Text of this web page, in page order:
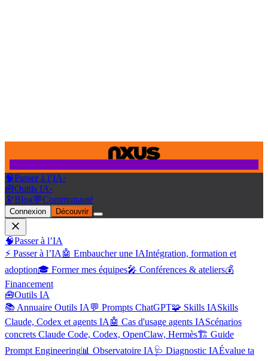
🧠Passer à l’IA›
🧰Outils IA›
🔭Blog💬Communauté
Connexion Découvrir
🧠Passer à l’IA
⚡ Passer à l’IA 🤖 Embaucher une IAIntégration, formation et
adoption🎓 Former mes équipes🎤 Conférences & ateliers💰
Financement
🧰Outils IA
📚 Annuaire Outils IA 💬 Prompts ChatGPT🧩 Skills IASkills
Claude, Codex et agents IA 🤖 Cas d'usage agents IAScénarios
concrets Claude Code, Codex, OpenClaw, Hermès🏗️ Guide
Prompt Engineering📊 Observatoire IA 🩺 Diagnostic IAÉvalue ta